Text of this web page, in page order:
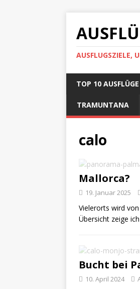
AUSFLUGSZIELE,
TOP 10 AUSFLÜGE
TRAMUNTANA
calo
Mallorca?
19. Januar 2025
Vielerorts wird
Übersicht zeige
Bucht bei
10. April 2024